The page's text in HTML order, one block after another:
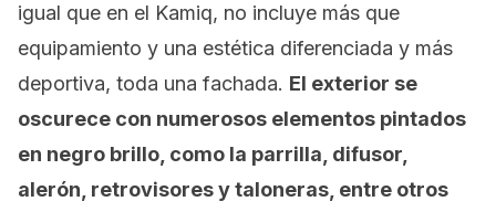
igual que en el Kamiq, no incluye más que
equipamiento y una estética diferenciada y más
deportiva, toda una fachada. El exterior se
oscurece con numerosos elementos pintados
en negro brillo, como la parrilla, difusor,
alerón, retrovisores y taloneras, entre otros